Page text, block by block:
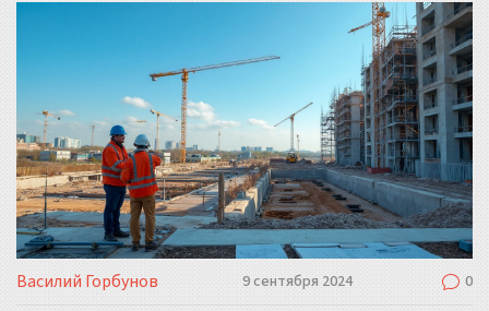
Василий Горбунов 9 сентября 2024 0